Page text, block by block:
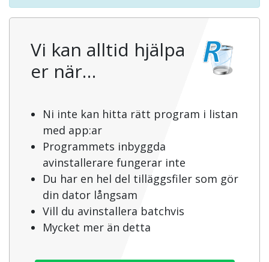
Vi kan alltid hjälpa
er när…
Ni inte kan hitta rätt program i listan
med app:ar
Programmets inbyggda
avinstallerare fungerar inte
Du har en hel del tilläggsfiler som gör
din dator långsam
Vill du avinstallera batchvis
Mycket mer än detta